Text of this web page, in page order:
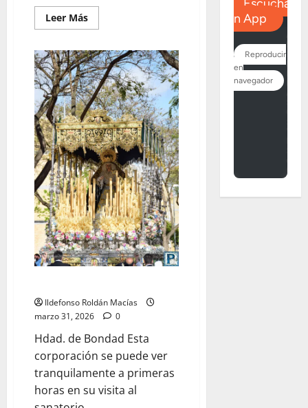
Leer MásLeer
más
LO
NUNCA
VISTO:
Miércoles
Santo
Ildefonso Roldán Macías
marzo 31, 2026
0
Hdad. de Bondad Esta
corporación se puede ver
tranquilamente a primeras
horas en su visita al